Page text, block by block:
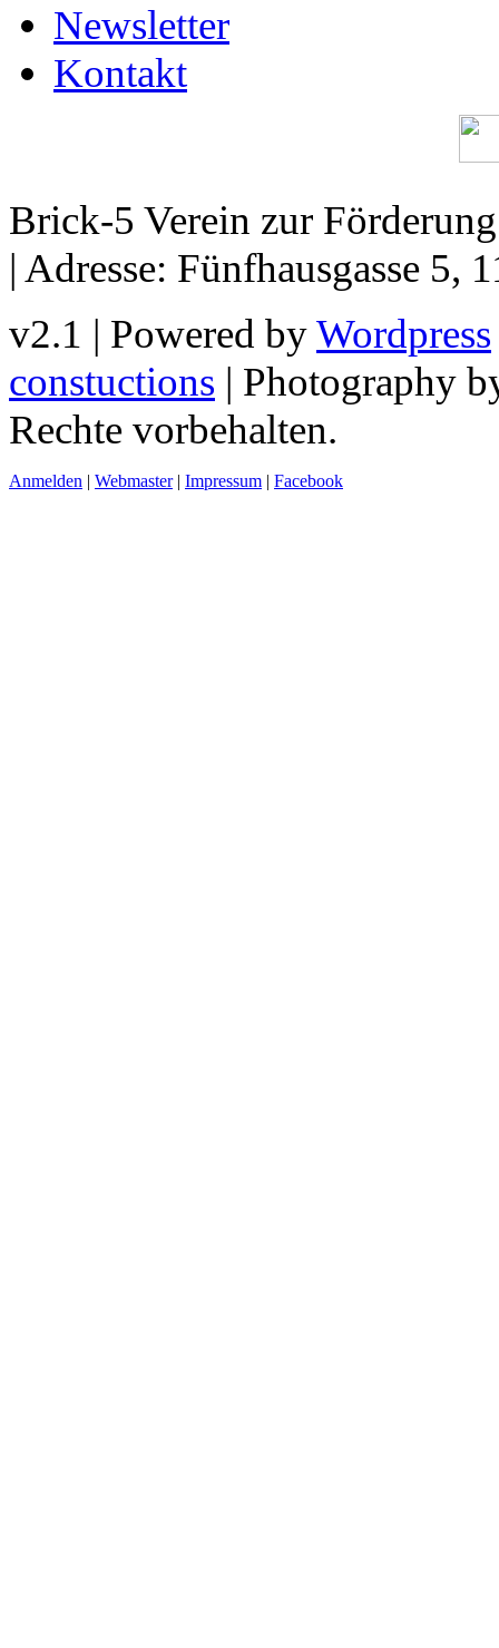
Newsletter
Kontakt
Brick-5 Verein zur
| Adresse: Fünfhausgasse 5,
v2.1 | Powered byWordpress
constuctions | Photography
Rechte vorbehalten.
Anmelden | Webmaster| Impressum | Facebook